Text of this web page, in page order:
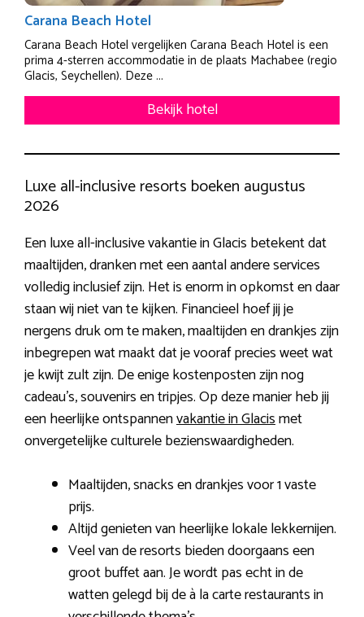
Carana Beach Hotel
Carana Beach Hotel vergelijken Carana Beach Hotel is een
prima 4-sterren accommodatie in de plaats Machabee (regio
Glacis, Seychellen). Deze ...
Bekijk hotel
Luxe all-inclusive resorts boeken augustus
2026
Een luxe all-inclusive vakantie in Glacis betekent dat
maaltijden, dranken met een aantal andere services
volledig inclusief zijn. Het is enorm in opkomst en daar
staan wij niet van te kijken. Financieel hoef jij je
nergens druk om te maken, maaltijden en drankjes zijn
inbegrepen wat maakt dat je vooraf precies weet wat
je kwijt zult zijn. De enige kostenposten zijn nog
cadeau’s, souvenirs en tripjes. Op deze manier heb jij
een heerlijke ontspannenvakantie in Glacismet
onvergetelijke culturele bezienswaardigheden.
Maaltijden, snacks en drankjes voor 1 vaste
prijs.
Altijd genieten van heerlijke lokale lekkernijen.
Veel van de resorts bieden doorgaans een
groot buffet aan. Je wordt pas echt in de
watten gelegd bij de à la carte restaurants in